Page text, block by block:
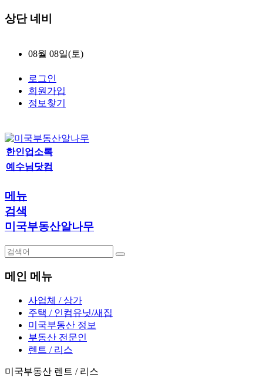
상단 네비
08월 08일(토)
로그인
회원가입
정보찾기
한인업소록
예수님닷컴
메뉴
검색
미국부동산알나무
메인 메뉴
사업체 / 상가
주택 / 인컴유닛/새집
미국부동산 정보
부동산 전문인
렌트 / 리스
미국부동산 렌트 / 리스